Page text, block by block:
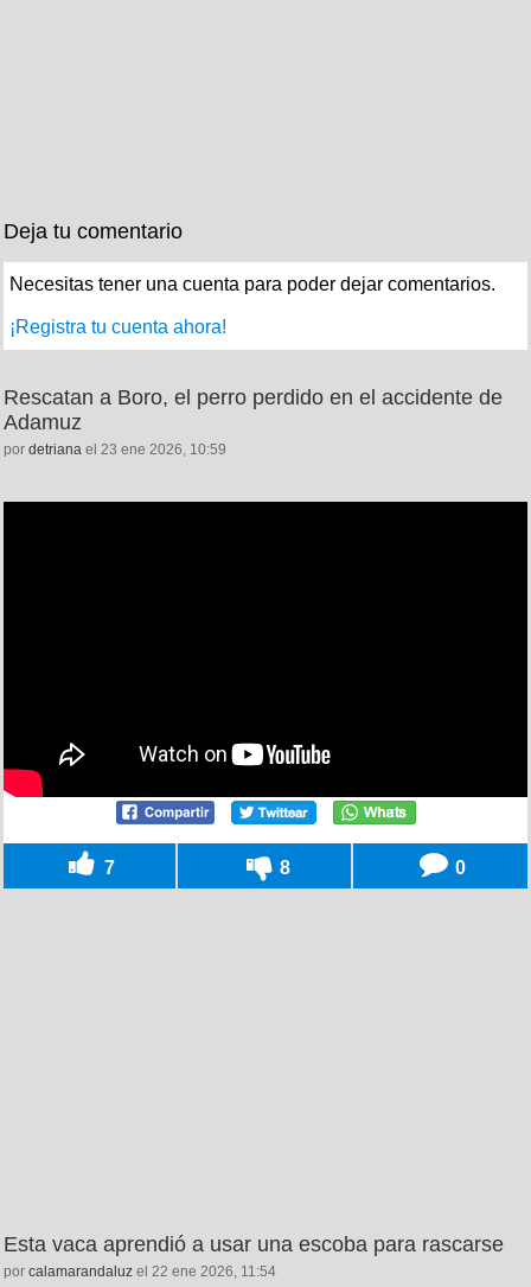
Deja tu comentario
Necesitas tener una cuenta para poder dejar comentarios.
¡Registra tu cuenta ahora!
Rescatan a Boro, el perro perdido en el accidente de
Adamuz
por detriana el 23 ene 2026, 10:59
7 8 0
Esta vaca aprendió a usar una escoba para rascarse
por calamarandaluz el 22 ene 2026, 11:54